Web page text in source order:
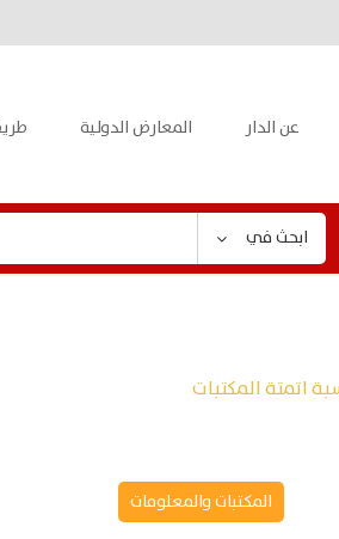
عن الدار المعارض الدولية
ابحث في
اتمتة المكتبات
المكتبات والمعلومات